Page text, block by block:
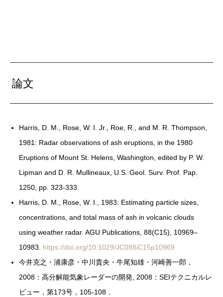
論文
Harris, D. M., Rose, W. I. Jr., Roe, R., and M. R. Thompson,
1981: Radar observations of ash eruptions, in the 1980
Eruptions of Mount St. Helens, Washington, edited by P. W.
Lipman and D. R. Mullineaux, U.S. Geol. Surv. Prof. Pap.
1250, pp. 323-333.
Harris, D. M., Rose, W. I., 1983: Estimating particle sizes,
concentrations, and total mass of ash in volcanic clouds
using weather radar. AGU Publications, 88(C15), 10969–
10983. https://doi.org/10.1029/JC088iC15p10969
今井克之・浦康彦・中川貴央・牛尾知雄・河崎善一郎，
2008：高分解能気象レーダーの開発, 2008：SEIテクニカルレ
ビュー，第173号，105-108．